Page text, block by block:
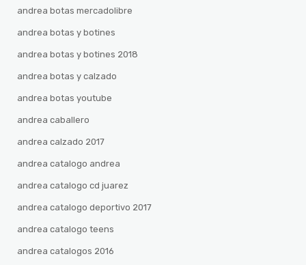
andrea botas mercadolibre
andrea botas y botines
andrea botas y botines 2018
andrea botas y calzado
andrea botas youtube
andrea caballero
andrea calzado 2017
andrea catalogo andrea
andrea catalogo cd juarez
andrea catalogo deportivo 2017
andrea catalogo teens
andrea catalogos 2016